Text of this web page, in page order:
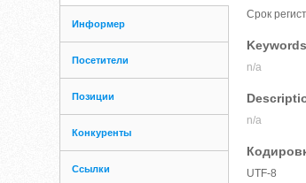
Информер
Посетители
Позиции
Конкуренты
Ссылки
Срок
Keywords
n/a
n/a
UTF-8